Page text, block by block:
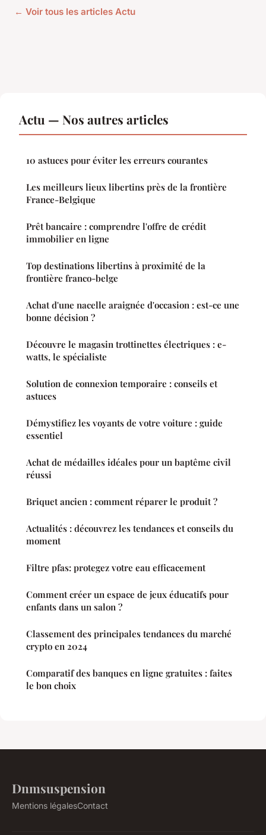
← Voir tous les articles Actu
Actu — Nos autres articles
10 astuces pour éviter les erreurs courantes
Les meilleurs lieux libertins près de la frontière
France-Belgique
Prêt bancaire : comprendre l'offre de crédit
immobilier en ligne
Top destinations libertins à proximité de la
frontière franco-belge
Achat d'une nacelle araignée d'occasion : est-ce une
bonne décision ?
Découvre le magasin trottinettes électriques : e-
watts, le spécialiste
Solution de connexion temporaire : conseils et
astuces
Démystifiez les voyants de votre voiture : guide
essentiel
Achat de médailles idéales pour un baptême civil
réussi
Briquet ancien : comment réparer le produit ?
Actualités : découvrez les tendances et conseils du
moment
Filtre pfas: protegez votre eau efficacement
Comment créer un espace de jeux éducatifs pour
enfants dans un salon ?
Classement des principales tendances du marché
crypto en 2024
Comparatif des banques en ligne gratuites : faites
le bon choix
Dnmsuspension
Mentions légalesContact